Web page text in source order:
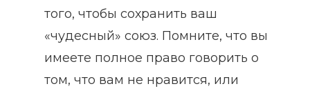
того, чтобы сохранить ваш
«чудесный» союз. Помните, что вы
имеете полное право говорить о
том, что вам не нравится, или